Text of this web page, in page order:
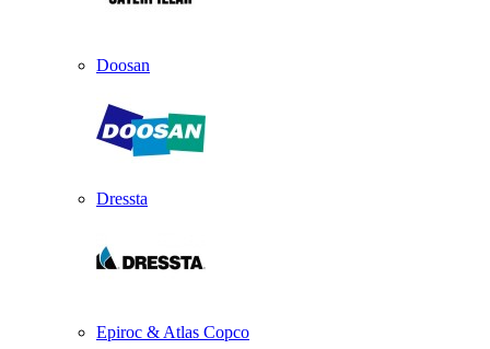
Doosan
Dressta
Epiroc & Atlas Copco